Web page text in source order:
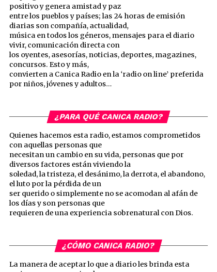
positivo y genera amistad y paz
entre los pueblos y países; las 24 horas de emisión
diarias son compañía, actualidad,
música en todos los géneros, mensajes para el diario
vivir, comunicación directa con
los oyentes, asesorías, noticias, deportes, magazines,
concursos. Esto y más,
convierten a Canica Radio en la ‘radio on line’ preferida
por niños, jóvenes y adultos…
¿PARA QUÉ CANICA RADIO?
Quienes hacemos esta radio, estamos comprometidos
con aquellas personas que
necesitan un cambio en su vida, personas que por
diversos factores están viviendo la
soledad, la tristeza, el desánimo, la derrota, el abandono,
el luto por la pérdida de un
ser querido o simplemente no se acomodan al afán de
los días y son personas que
requieren de una experiencia sobrenatural con Dios.
¿CÓMO CANICA RADIO?
La manera de aceptar lo que a diario les brinda esta